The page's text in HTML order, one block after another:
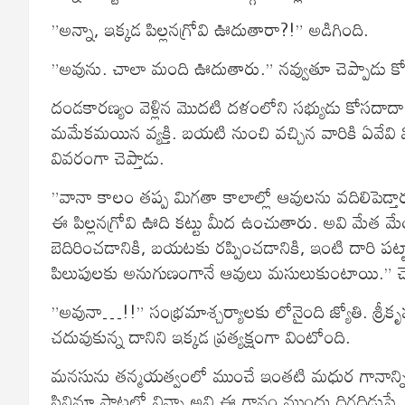
”అన్నా, ఇక్కడ పిల్లనగ్రోవి ఊదుతారా?!” అడిగింది.
”అవును. చాలా మంది ఊదుతారు.” నవ్వుతూ చెప్పాడు
దండకారణ్యం వెళ్లిన మొదటి దళంలోని సభ్యుడు
మమేకమయిన వ్యక్తి. బయటి నుంచి వచ్చిన వారికి
వివరంగా చెప్తాడు.
”వానా కాలం తప్ప మిగతా కాలాల్లో ఆవులను
ఈ పిల్లనగ్రోవి ఊది కట్టు మీద ఉంచుతారు. అవి
బెదిరించడానికి, బయటకు రప్పించడానికి, ఇంటి దారి
పిలుపులకు అనుగుణంగానే ఆవులు
”అవునా…!!” సంభ్రమాశ్చర్యాలకు లోనైంది జ్యోతి.
చదువుకున్న దానిని ఇక్కడ ప్రత్యక్షంగా వింటోంది.
మనసును తన్మయత్వంలో ముంచే ఇంతటి మధుర